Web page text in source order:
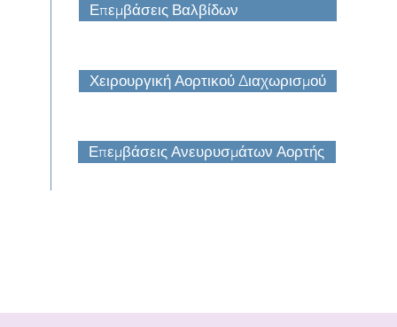
Επεμβάσεις Βαλβίδων
Χειρουργική Αορτικού Διαχωρισμού
Επεμβάσεις Ανευρυσμάτων Αορτής